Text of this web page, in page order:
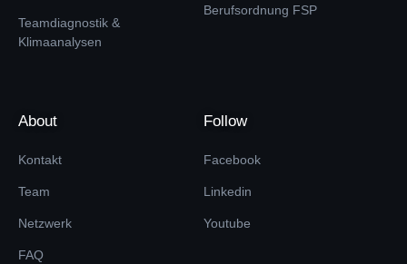
Teamdiagnostik &
Klimaanalysen
Berufsordnung FSP
About
Kontakt
Team
Netzwerk
FAQ
Follow
Facebook
Linkedin
Youtube